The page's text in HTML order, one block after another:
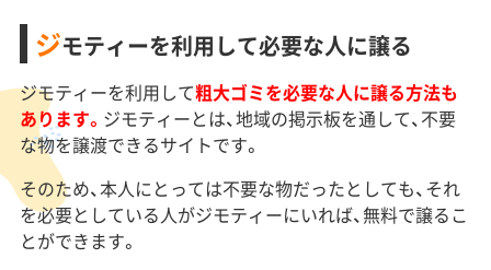
ジモティーを利用して必要な人に譲る
ジモティーを利用して粗大ゴミを必要な人に譲る方法も
あります。 ジモティーとは、地域の掲示板を通して、不要
な物を譲渡できるサイトです。
そのため、本人にとっては不要な物だったとしても、それ
を必要としている人がジモティーにいれば、無料で譲るこ
とができます。